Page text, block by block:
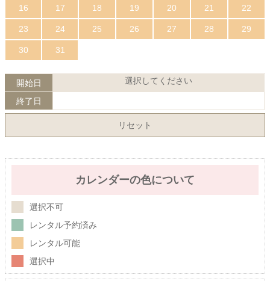
16 17 18 19 20 21 22
23 24 25 26 27 28 29
30 31
開始日 選択してください
終了日
リセット
カレンダーの色について
選択不可
レンタル予約済み
レンタル可能
選択中